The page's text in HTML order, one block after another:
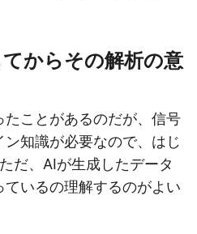
からその解析の意
ことがあるのだが、信号
知識が必要なので、はじ
だ、AIが生成したデータ
いるの理解するのがよい